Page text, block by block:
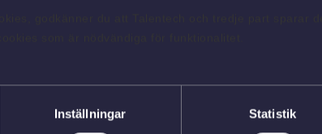
Inställningar Statistik
som förare har stor påverkan på våra kunders
och trivseln ombord. För att trivas i rollen är
är lyhörd, noggrann och ansvarsfull.
kunder och kollegor, och en viktig del av arbetet
och serviceorienterad attityd. Våra kunders behov
bussar rullar året runt, dygnet runt. Det är